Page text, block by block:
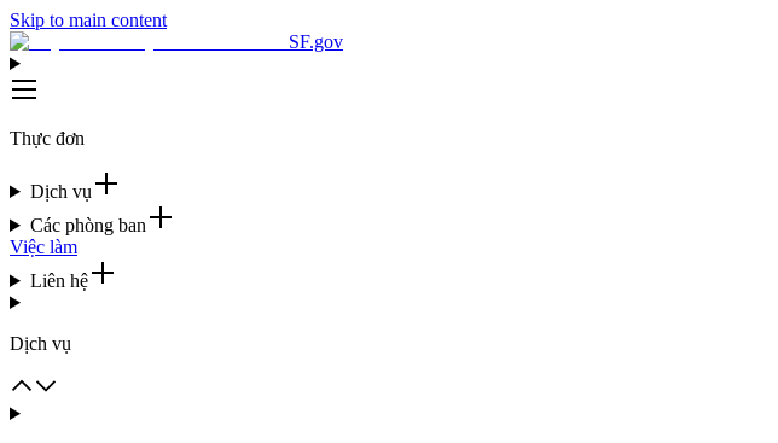
Skip to main content
SF.gov
Thực đơn
Dịch vụ
Các phòng ban
Việc làm
Liên hệ
Dịch vụ